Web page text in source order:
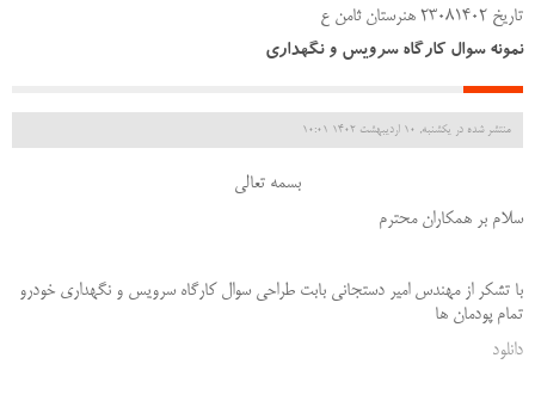
تاریخ 23081402 هنرستان ثامن ع
نمونه سوال کارگاه سرویس و نگهداری
منتشر شده در یکشنبه, 10 ارديبهشت 1402 10:01
بسمه تعالی
سلام بر همکاران محترم
با تشکر از مهندس امیر دستجانی بابت طراحی سوال کارگاه سرویس و نگهداری خودرو
تمام پودمان ها
دانلود